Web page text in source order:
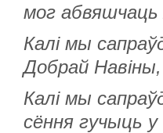
мог
Калі мы
Добрай
Калі мы
сёння гучыць